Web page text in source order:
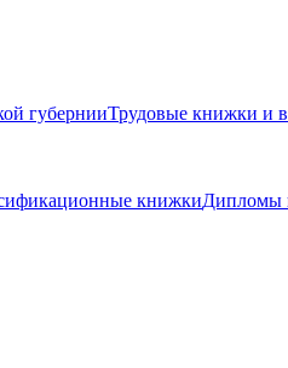
губернииТрудовые книжки и
книжкиДипломы